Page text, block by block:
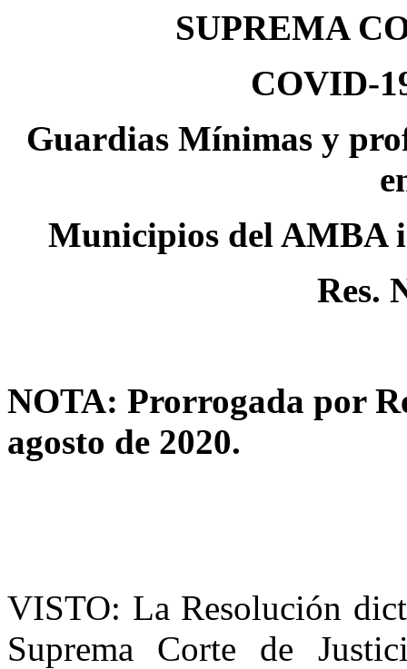
SUPREMA
COVID-
Guardias Mínimas y
Municipios del AMBA
Res.
NOTA: Prorrogada por
agosto de 2020.
VISTO: La Resolución
Suprema Corte de